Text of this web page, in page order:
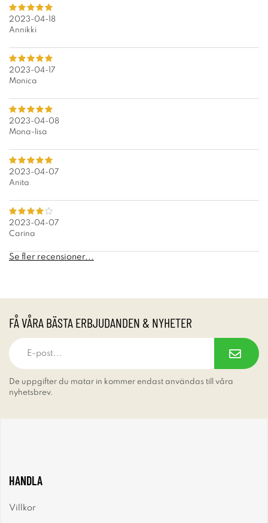
2023-04-18
Annikki
2023-04-17
Monica
2023-04-08
Mona-lisa
2023-04-07
Anita
2023-04-07
Carina
Se fler recensioner...
FÅ VÅRA BÄSTA ERBJUDANDEN & NYHETER
De uppgifter du matar in kommer endast användas till våra
nyhetsbrev.
HANDLA
Villkor